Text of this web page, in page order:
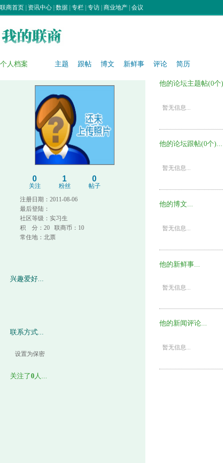
联商首页 资讯中心 数据 专栏 专访 商业地产 会议
个人档案 主题 跟帖 博文 新鲜事 评论 简历
0
关注
1
粉丝
0
帖子
注册日期：2011-08-06
最后登陆：
社区等级：实习生
积 分：20 联商币：10
常住地：北票
兴趣爱好...
联系方式...
设置为保密
关注了0人...
他的论坛主题帖(0个
暂无信息...
他的论坛跟帖(0个)...
暂无信息...
他的博文...
暂无信息...
他的新鲜事...
暂无信息...
他的新闻评论...
暂无信息...